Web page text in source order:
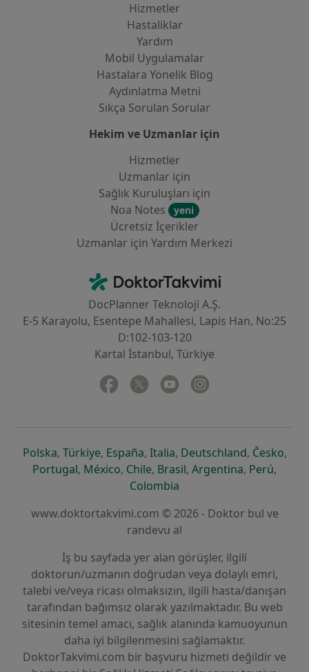
Hizmetler
Hastaliklar
Yardım
Mobil Uygulamalar
Hastalara Yönelik Blog
Aydınlatma Metni
Sıkça Sorulan Sorular
Hekim ve Uzmanlar için
Hizmetler
Uzmanlar için
Sağlık Kuruluşları için
Noa Notes
yeni
Ücretsiz İçerikler
Uzmanlar için Yardım Merkezi
DoktorTakvimi - Ana Sayfa
DocPlanner Teknoloji A.Ş.
E-5 Karayolu, Esentepe Mahallesi, Lapis Han, No:25
D:102-103-120
Kartal İstanbul, Türkiye
Facebook
yeni bir sekmede açılır
Twitter
yeni bir sekmede açılır
Youtube
yeni bir sekmede açılır
Polskayeni bir sekmede açılır
, Türkiyeyeni bir sekmede açılır
, Españayeni bir sekmede açılır
, Italiayeni bir sekmede açılır
, Deutschlandyeni bir
, Českoyeni
,
Portugalyeni bir sekmede açılır
, Méxicoyeni bir sekmede açılır
, Chileyeni bir sekmede açılır
, Brasilyeni bir sekmede açılır
, Argentinayeni bir
, Perúyeni
,
Colombia
www.doktortakvimi.com © 2026 - Doktor bul ve
randevu al
İş bu sayfada yer alan görüşler, ilgili
doktorun/uzmanın doğrudan veya dolaylı emri,
talebi ve/veya ricası olmaksızın, ilgili hasta/danışan
tarafından bağımsız olarak yazılmaktadır. Bu web
sitesinin temel amacı, sağlık alanında kamuoyunun
daha iyi bilgilenmesini sağlamaktır.
DoktorTakvimi.com bir başvuru hizmeti değildir ve